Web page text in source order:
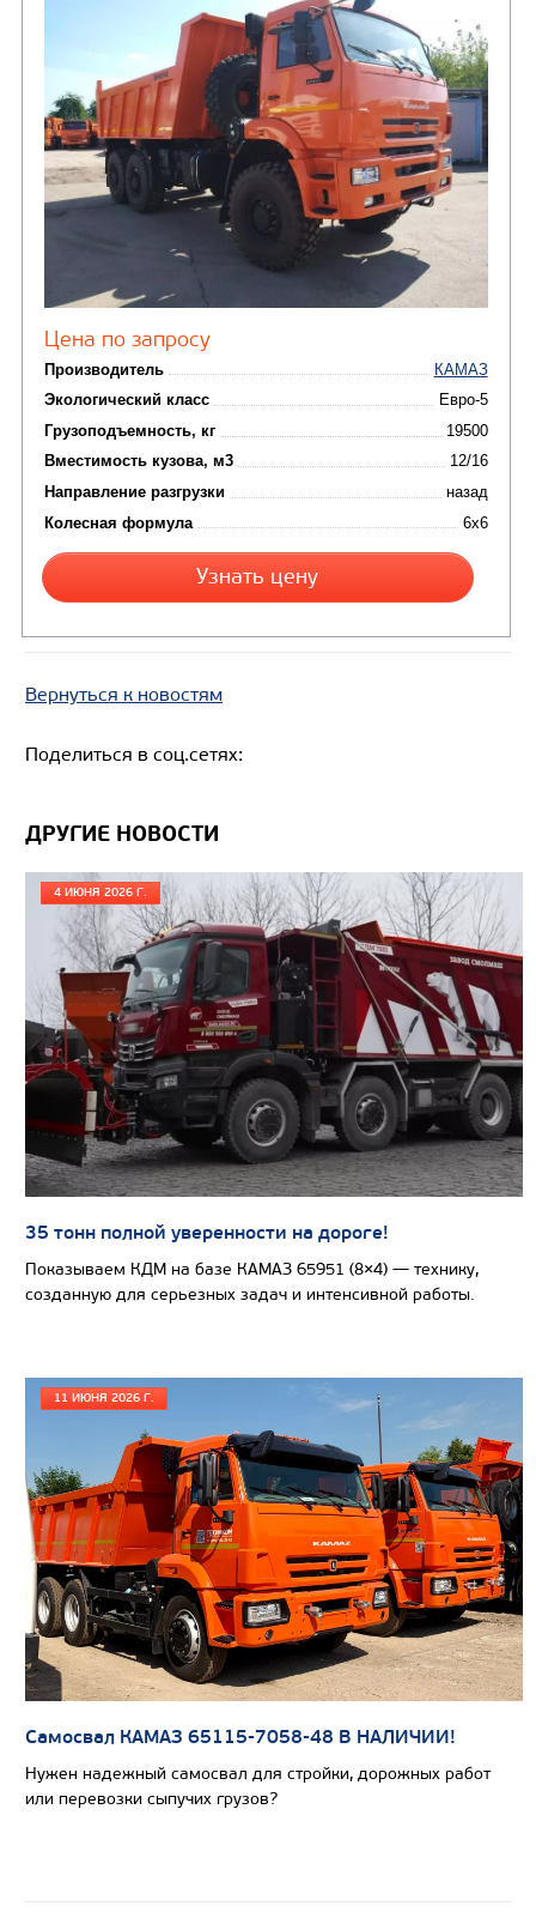
Цена по запросу
Производитель
Экологический класс
Грузоподъемность, кг
Вместимость кузова, м3
Направление разгрузки
САМОСВАЛ КАМАЗ-6522
Цена по запросу
Производитель
Экологический класс
Грузоподъемность, кг
Вместимость кузова, м3
Направление разгрузки
Колесная формула
Узнать цену
САМОСВАЛ КАМАЗ-65222
Вернуться к новостям
Поделиться в соц.сетях:
ДРУГИЕ НОВОСТИ
4 ИЮНЯ 2026 Г.
35 тонн полной уверенности на дороге!
Показываем КДМ на базе КАМАЗ 65951 (8×4) — технику,
созданную для серьезных задач и интенсивной работы.
11 ИЮНЯ 2026 Г.
Самосвал КАМАЗ 65115-7058-48 В НАЛИЧИИ!
Нужен надежный самосвал для стройки, дорожных работ
или перевозки сыпучих грузов?